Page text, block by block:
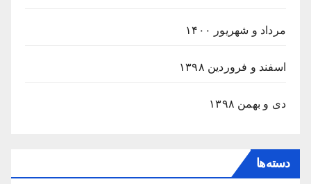
مرداد و شهریور ۱۴۰۰
اسفند و فروردین ۱۳۹۸
دی و بهمن ۱۳۹۸
دسته‌ها